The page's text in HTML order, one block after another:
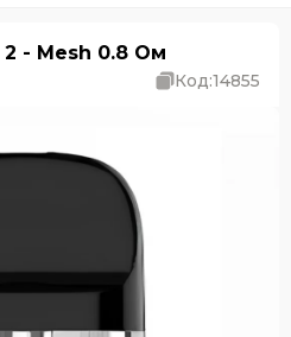
2 - Mesh 0.8 Ом
Код:14855